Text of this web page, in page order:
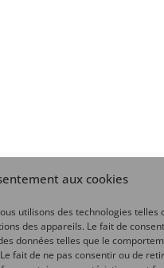
aux cookies
utilisons des technologies telles
des appareils. Le fait de
données telles que le
fait de ne pas consentir ou de